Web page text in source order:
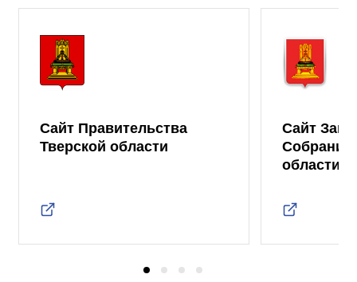
Сайт Правительства
Тверской области
Сайт
Собрания
области